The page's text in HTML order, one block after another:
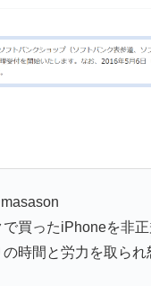
で買ったiPhoneを非
時間と労力を取られ